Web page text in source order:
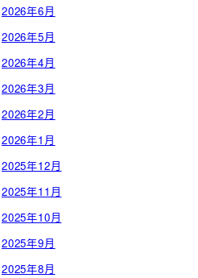
員）
2026年6月
2026年5月
2026年4月
2026年3月
2026年2月
2026年1月
2025年12月
2025年11月
2025年10月
2025年9月
2025年8月